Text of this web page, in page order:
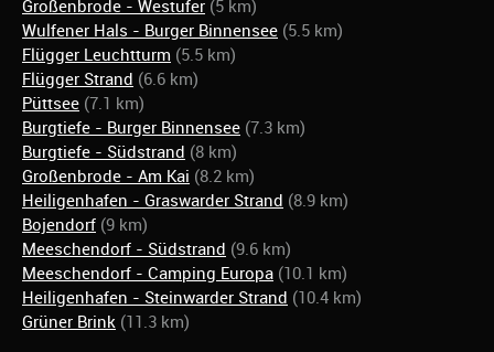
Großenbrode - Westufer (5 km)
Wulfener Hals - Burger Binnensee (5.5 km)
Flügger Leuchtturm (5.5 km)
Flügger Strand (6.6 km)
Püttsee (7.1 km)
Burgtiefe - Burger Binnensee (7.3 km)
Burgtiefe - Südstrand (8 km)
Großenbrode - Am Kai (8.2 km)
Heiligenhafen - Graswarder Strand (8.9 km)
Bojendorf (9 km)
Meeschendorf - Südstrand (9.6 km)
Meeschendorf - Camping Europa (10.1 km)
Heiligenhafen - Steinwarder Strand (10.4 km)
Grüner Brink (11.3 km)